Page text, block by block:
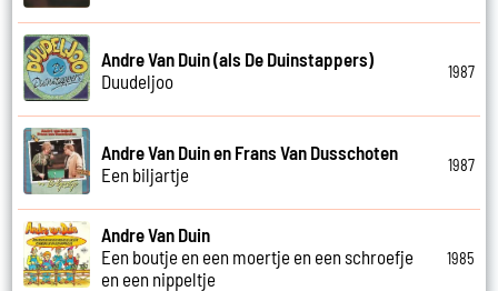
Andre Van Duin (als De Duinstappers)
Duudeljoo
1987
Andre Van Duin en Frans Van Dusschoten
Een biljartje
1987
Andre Van Duin
Een boutje en een moertje en een schroefje
en een nippeltje
1985